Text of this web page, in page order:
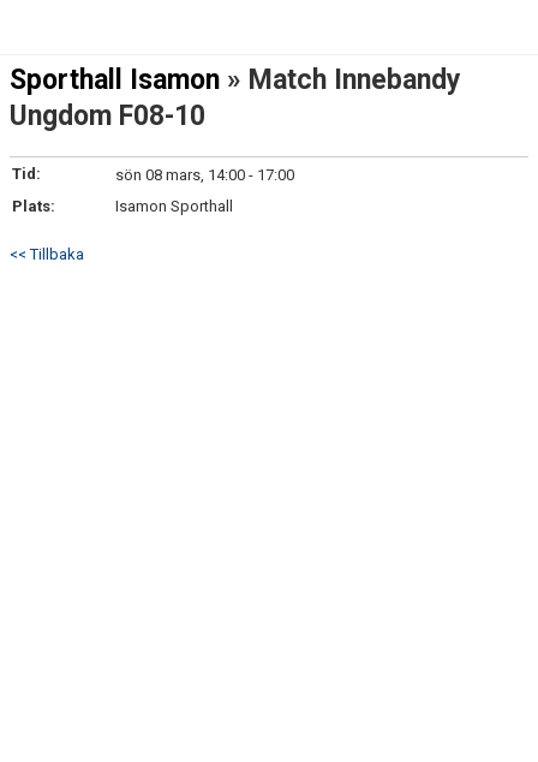
Sporthall Isamon » Match Innebandy
Ungdom F08-10
Tid:
sön 08 mars, 14:00 - 17:00
Plats:
Isamon Sporthall
<< Tillbaka